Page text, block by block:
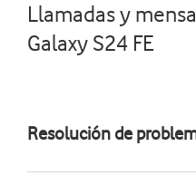
Llamadas y
Galaxy S24 FE
Resolución de